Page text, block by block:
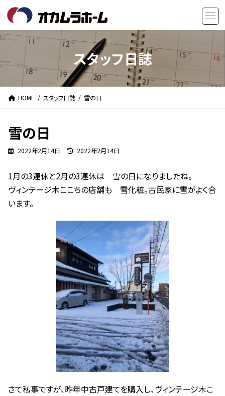
テ
ン
へ
キ
ゲ
ー
ョ
に
スタッフ日誌
HOME スタッフ日誌 雪の日
雪の日
2022年2月14日
最
新
日
時
2022年2月14日
1月の3連休と2月の3連休は 雪の日になりましたね。
ヴィンテージ木ここちの店舗も 雪化粧。古民家に雪がよく合
います。
さて私事ですが、昨年中古戸建てを購入し、ヴィンテージ木こ